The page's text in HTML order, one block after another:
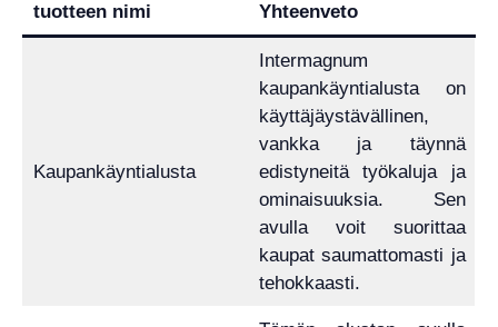
tuotteen nimi Yhteenveto
Kaupankäyntialusta
Intermagnum
kaupankäyntialusta on
käyttäjäystävällinen,
vankka ja täynnä
edistyneitä työkaluja ja
ominaisuuksia. Sen
avulla voit suorittaa
kaupat saumattomasti ja
tehokkaasti.